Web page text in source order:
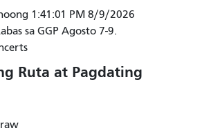
1:41:01 PM 8/9/2026
sa GGP Agosto 7-9.
Ruta at Pagdating